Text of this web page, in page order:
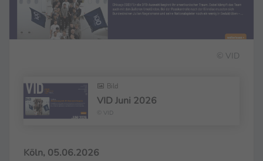
© VID
Bild
VID Juni 2026
© VID
Köln, 05.06.2026